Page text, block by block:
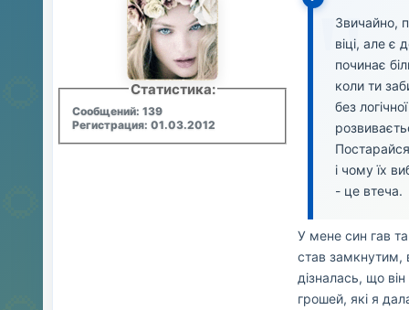
Статистика:
Сообщений: 139
Регистрация: 01.03.2012
Звичайно,
віці, але є
починає
коли ти
без
і чому їх
- це втеча.
У мене син гав
став замкнутим,
дізналась, що
грошей, які я